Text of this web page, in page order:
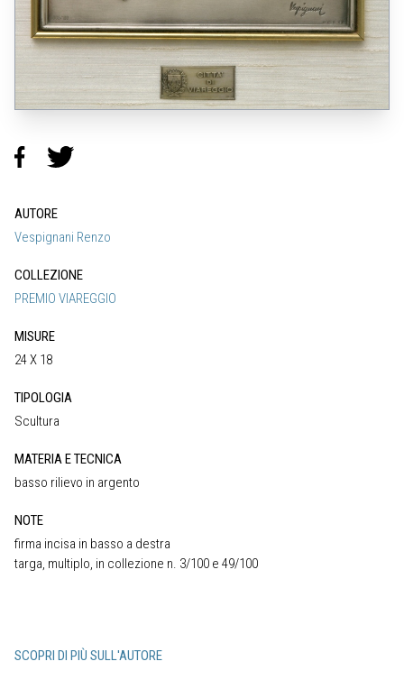
AUTORE
Vespignani Renzo
COLLEZIONE
PREMIO VIAREGGIO
MISURE
24 X 18
TIPOLOGIA
Scultura
MATERIA E TECNICA
basso rilievo in argento
NOTE
firma incisa in basso a destra
targa, multiplo, in collezione n. 3/100 e 49/100
SCOPRI DI PIÙ SULL'AUTORE